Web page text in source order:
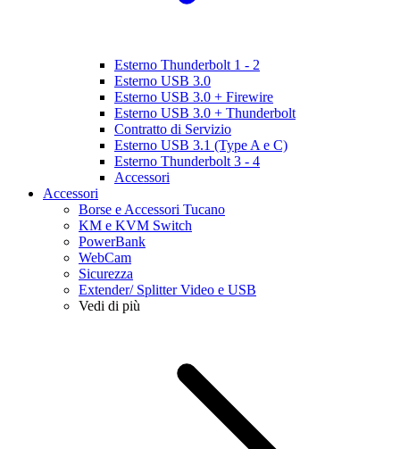
Esterno Thunderbolt 1 - 2
Esterno USB 3.0
Esterno USB 3.0 + Firewire
Esterno USB 3.0 + Thunderbolt
Contratto di Servizio
Esterno USB 3.1 (Type A e C)
Esterno Thunderbolt 3 - 4
Accessori
Accessori
Borse e Accessori Tucano
KM e KVM Switch
PowerBank
WebCam
Sicurezza
Extender/ Splitter Video e USB
Vedi di più